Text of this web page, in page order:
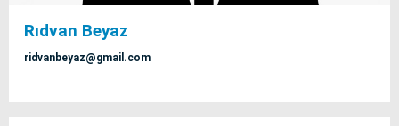
Rıdvan Beyaz
ridvanbeyaz@gmail.com